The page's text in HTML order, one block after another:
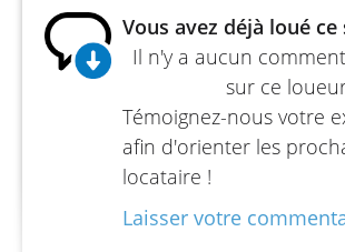
trapézoïdale
Consommation de carburant: 2,7
Il n'y a aucun
sur ce
Vous avez déjà loué ce
Témoignez-nous votre
afin d'orienter les
locataire !
Laisser votre